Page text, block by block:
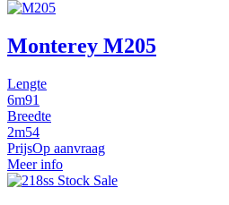
Monterey M205
Lengte
6m91
Breedte
2m54
PrijsOp aanvraag
Meer info